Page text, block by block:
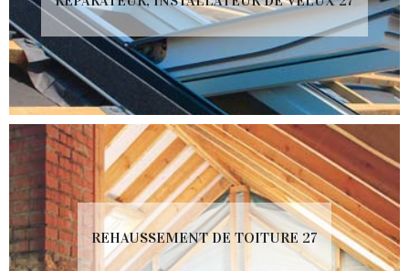
REHAUSSEMENT DE TOITURE 27